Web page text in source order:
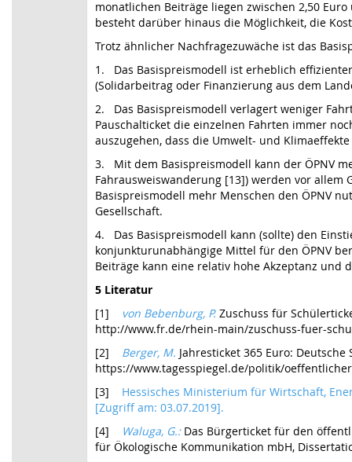
monatlichen Beiträge liegen zwischen 2,50
besteht darüber hinaus die Möglichkeit, die
Trotz ähnlicher Nachfragezuwäche ist das
1. Das Basispreismodell ist erheblich
(Solidarbeitrag oder Finanzierung aus dem
2. Das Basispreismodell verlagert weniger
Pauschalticket die einzelnen Fahrten immer
auszugehen, dass die Umwelt- und
3. Mit dem Basispreismodell kann der ÖPNV
Fahrausweiswanderung [13]) werden vor allem
Basispreismodell mehr Menschen den ÖPNV
Gesellschaft.
4. Das Basispreismodell kann (sollte) den
konjunkturunabhängige Mittel für den ÖPNV
Beiträge kann eine relativ hohe Akzeptanz
5 Literatur
[1]
von Bebenburg, P. Zuschuss für
http://www.fr.de/rhein-main/zuschuss-fuer-
[2] Berger, M. Jahresticket 365 Euro:
https://www.tagesspiegel.de/politik/
[3] Hessisches Ministerium für Wirtschaft,
[Zugriff am: 03.07.2019].
[4]
Waluga, G.: Das Bürgerticket für den
für Ökologische Kommunikation mbH,